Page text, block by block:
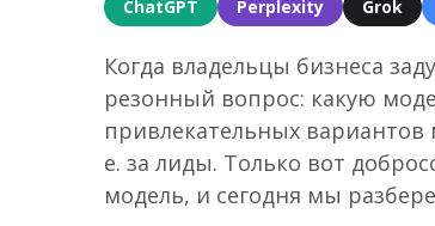
ChatGPT Perplexity Grok
Когда владельцы бизнеса
резонный вопрос: какую
привлекательных вариантов
е. за лиды. Только вот
модель, и сегодня мы